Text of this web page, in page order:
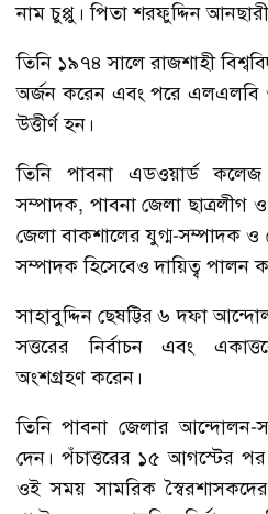
নাম চুপ্পু। পিতা শরফুদ্দিন
তিনি ১৯৭৪ সালে রাজশাহী
অর্জন করেন এবং পরে এলএলবি
উত্তীর্ণ হন।
তিনি পাবনা এডওয়ার্ড কলেজ
সম্পাদক, পাবনা জেলা ছাত্রলীগ
জেলা বাকশালের যুগ্ম-সম্পাদক ও
সম্পাদক হিসেবেও দায়িত্ব পালন
সাহাবুদ্দিন ছেষট্টির ৬ দফা
সত্তরের নির্বাচন এবং
অংশগ্রহণ করেন।
তিনি পাবনা জেলার আন্দোলন-
দেন। পঁচাত্তরের ১৫ আগস্টের পর
ওই সময় সামরিক